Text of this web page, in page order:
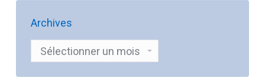
Archives
Archives